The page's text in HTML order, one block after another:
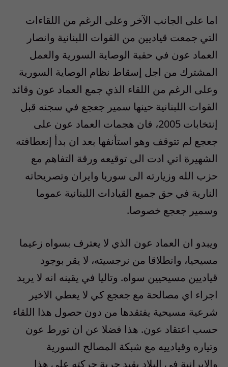
اما على الجانب الآخر وعلى الرغم من اللقاءات
التي جمعت قياديين من القوات اللبنانية وانصار
العماد عون في حقبة الوصاية السورية والعمل
المشترك من اجل إسقاط نظام الوصاية السورية
وعلى الرغم من اللقاء الذي جمع العماد عون وقائد
القوات اللبنانية حينها سمير جعجع في سجنه قبل
إنتخابات 2005، فان هجمات العماد عون على
جعجع لم تتوقف وهو استأنفها بعد ان بدأ إنعطافته
الشهيرة اتي ادت الى توقيعه ورقة التفاهم مع
حزب الله وزيارته الى سوريا وايران وتصريحاته
النارية في حق جميع القيادات اللبنانية عموما
وسمير جعجع خصوصا.
ويبدو ان العماد عون الذي لا يعترف بسواه زعيما
مسيحيا، وانطلاقا من نرجسيته، لا يقر بوجود
قياديين مسيحيين سواه. وتاليا في يقينه انه لا يريد
اجراء اي مصالحة مع جعجع كي لا يعطي الاخير
شرعية مسيحية يفتقدها من دون حصول هذا اللقاء
حسب اعتقاد عون. هذا فضلا عن ان تورط عون
وتياره وقيادييه مع شبكة المصالح السورية
والايرانية في البلاد يقيد حرية حركته على هذا